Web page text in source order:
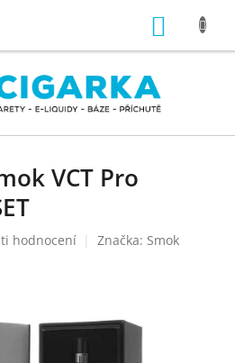
VCT Pro
hodnocení Značka: Smok